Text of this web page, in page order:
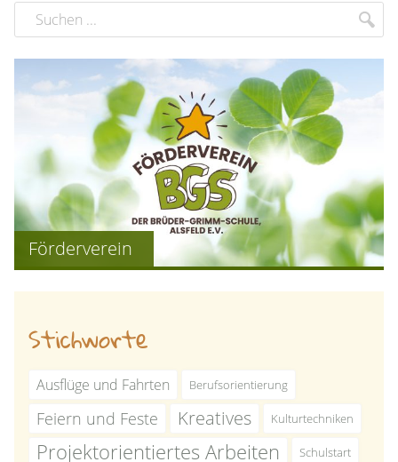
Suchbegriff
Förderverein
Stichworte
Ausflüge und Fahrten Berufsorientierung
Feiern und Feste Kreatives Kulturtechniken
Projektorientiertes Arbeiten Schulstart